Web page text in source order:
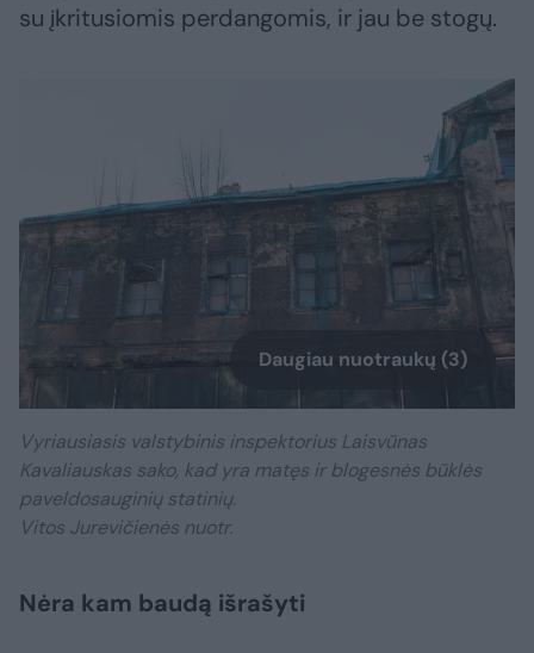
su įkritusiomis perdangomis, ir jau be stogų.
Daugiau nuotraukų (3)
Vyriausiasis valstybinis inspektorius Laisvūnas
Kavaliauskas sako, kad yra matęs ir blogesnės būklės
paveldosauginių statinių.
Vitos Jurevičienės nuotr.
Nėra kam baudą išrašyti